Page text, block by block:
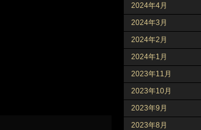
2024年4月
2024年3月
2024年2月
2024年1月
2023年11月
2023年10月
2023年9月
2023年8月